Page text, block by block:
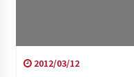
2012/03/12